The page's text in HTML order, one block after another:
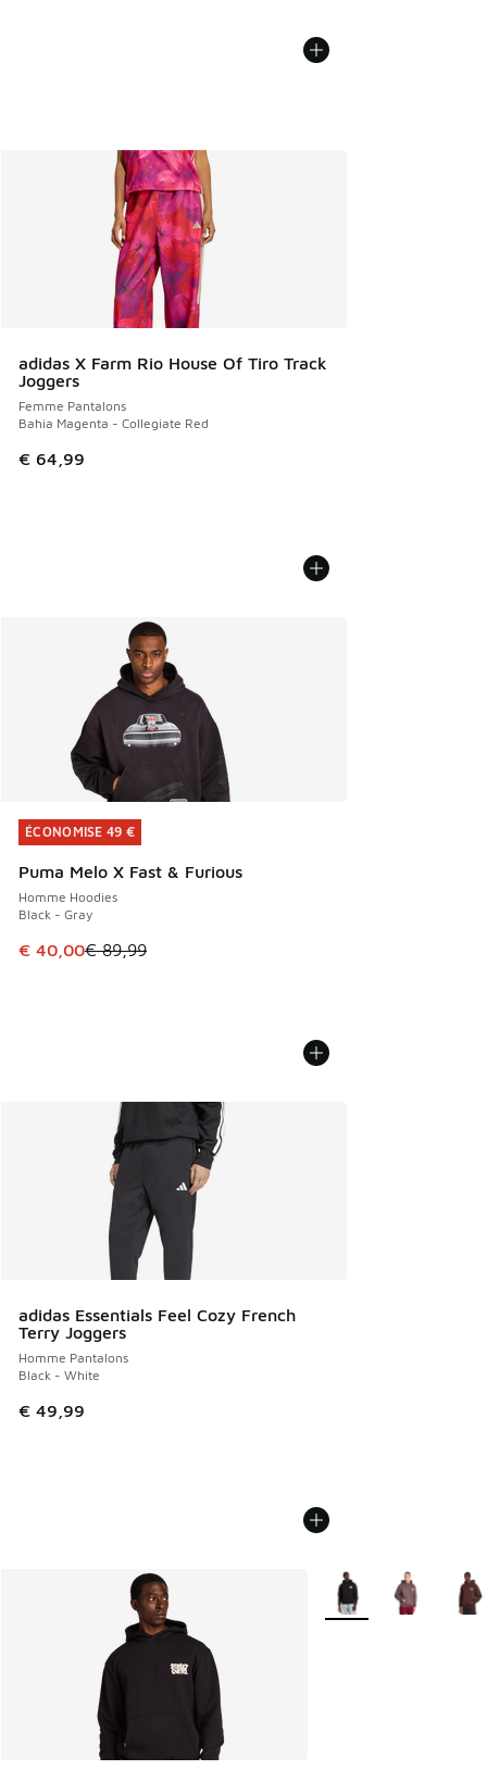
adidas X Farm Rio House Of Tiro Track
Joggers
Femme Pantalons
Bahia Magenta - Collegiate Red
€ 64,99
ÉCONOMISE 49 €
Puma Melo X Fast & Furious
Homme Hoodies
Black - Gray
Cet article est en promotion. Prix en baisse de € 89,99 à
€ 40,00€ 89,99
ÉCONOMISE 49 €
adidas Essentials Feel Cozy French
Terry Joggers
Homme Pantalons
Black - White
€ 49,99
Plus de couleurs